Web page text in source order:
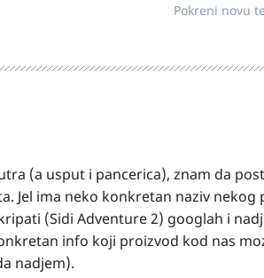
Pokreni novu
(a usput i pancerica), znam da
Jel ima neko konkretan naziv
(Sidi Adventure 2) googlah i
info koji proizvod kod nas
nadjem).